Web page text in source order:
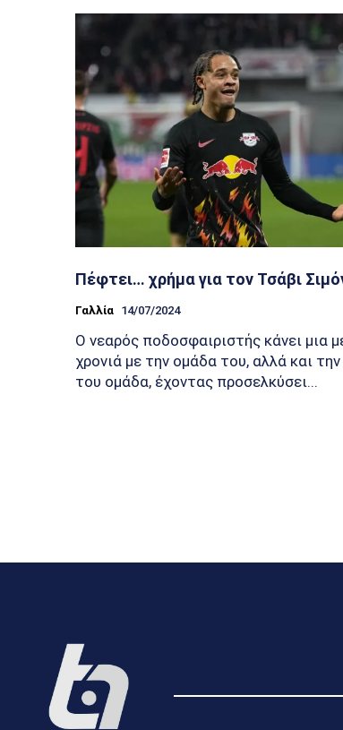
Πέφτει… χρήμα για τον Τσάβι
Γαλλία 14/07/2024
Ο νεαρός ποδοσφαιριστής κάνει μια
χρονιά με την ομάδα του, αλλά και την
του ομάδα, έχοντας προσελκύσει...